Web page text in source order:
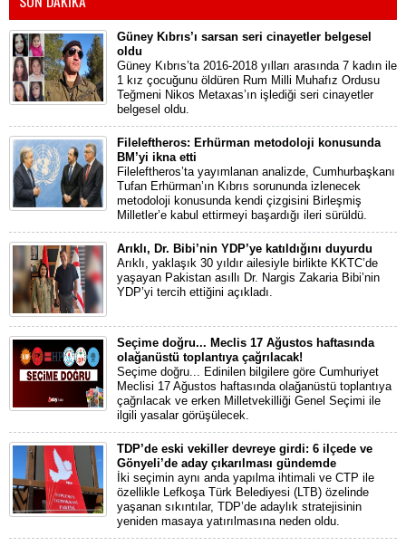
Güney Kıbrıs’ı sarsan seri cinayetler belgesel
oldu
Güney Kıbrıs’ta 2016-2018 yılları arasında 7 kadın ile
1 kız çocuğunu öldüren Rum Milli Muhafız Ordusu
Teğmeni Nikos Metaxas’ın işlediği seri cinayetler
belgesel oldu.
Fileleftheros: Erhürman metodoloji konusunda
BM’yi ikna etti
Fileleftheros’ta yayımlanan analizde, Cumhurbaşkanı
Tufan Erhürman’ın Kıbrıs sorununda izlenecek
metodoloji konusunda kendi çizgisini Birleşmiş
Milletler’e kabul ettirmeyi başardığı ileri sürüldü.
Arıklı, Dr. Bibi’nin YDP’ye katıldığını duyurdu
Arıklı, yaklaşık 30 yıldır ailesiyle birlikte KKTC’de
yaşayan Pakistan asıllı Dr. Nargis Zakaria Bibi’nin
YDP’yi tercih ettiğini açıkladı.
Seçime doğru... Meclis 17 Ağustos haftasında
olağanüstü toplantıya çağrılacak!
Seçime doğru... Edinilen bilgilere göre Cumhuriyet
Meclisi 17 Ağustos haftasında olağanüstü toplantıya
çağrılacak ve erken Milletvekilliği Genel Seçimi ile
ilgili yasalar görüşülecek.
TDP’de eski vekiller devreye girdi: 6 ilçede ve
Gönyeli’de aday çıkarılması gündemde
İki seçimin aynı anda yapılma ihtimali ve CTP ile
özellikle Lefkoşa Türk Belediyesi (LTB) özelinde
yaşanan sıkıntılar, TDP’de adaylık stratejisinin
yeniden masaya yatırılmasına neden oldu.